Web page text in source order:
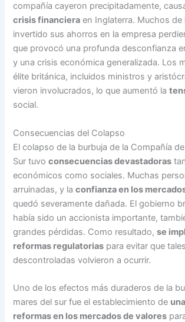
compañía cayeron precipitadamente,
crisis financiera en Inglaterra. Muchos de
invertido sus ahorros en la empresa
que provocó una profunda desconfianza
y una crisis económica generalizada. Los
élite británica, incluidos ministros y
vieron involucrados, lo que aumentó la
social.
Consecuencias del Colapso
El colapso de la burbuja de la Compañía
Sur tuvoconsecuencias devastadoras
económicos como sociales. Muchas
arruinadas, y laconfianza en los
quedó severamente dañada. El gobierno
había sido un accionista importante,
grandes pérdidas. Como resultado,se
reformas regulatorias para evitar que
descontroladas volvieron a ocurrir.
Uno de los efectos más duraderos de la
mares del sur fue el establecimiento de
reformas en los mercados de valores